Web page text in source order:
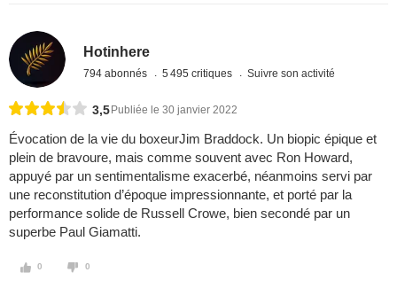
Hotinhere
794 abonnés 5 495 critiques Suivre son activité
3,5 Publiée le 30 janvier 2022
Évocation de la vie du boxeurJim Braddock. Un biopic épique et
plein de bravoure, mais comme souvent avec Ron Howard,
appuyé par un sentimentalisme exacerbé, néanmoins servi par
une reconstitution d’époque impressionnante, et porté par la
performance solide de Russell Crowe, bien secondé par un
superbe Paul Giamatti.
0 0